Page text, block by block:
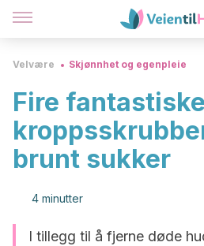
Velvære Skjønnhet og egenpleie
Fire fantastiske
brunt sukker
4 minutter
I tillegg til å fjerne døde